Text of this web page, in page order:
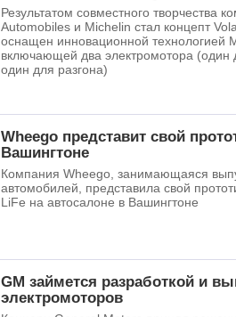
Результатом совместного творчества
Automobiles и Michelin стал концепт
оснащен инновационной технологией
включающей два электромотора (один
один для разгона)
Wheego представит свой
Вашингтоне
Компания Wheego, занимающаяся
автомобилей, представила свой
LiFe на автосалоне в Вашингтоне
GM займется разработкой и
электромоторов